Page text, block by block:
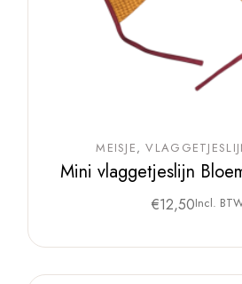
MEISJE
Mini vlaggetjeslijn
€12,50Incl.